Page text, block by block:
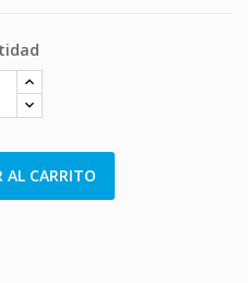
AL CARRITO